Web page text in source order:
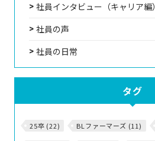
社員インタビュー（キャリア編）
社員の声
社員の日常
タグ
25卒 (22) BLファーマーズ (11)